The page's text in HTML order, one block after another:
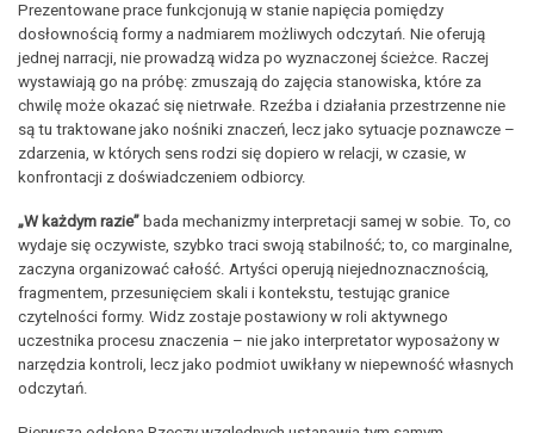
Prezentowane prace funkcjonują w stanie napięcia pomiędzy
dosłownością formy a nadmiarem możliwych odczytań. Nie oferują
jednej narracji, nie prowadzą widza po wyznaczonej ścieżce. Raczej
wystawiają go na próbę: zmuszają do zajęcia stanowiska, które za
chwilę może okazać się nietrwałe. Rzeźba i działania przestrzenne nie
są tu traktowane jako nośniki znaczeń, lecz jako sytuacje poznawcze –
zdarzenia, w których sens rodzi się dopiero w relacji, w czasie, w
konfrontacji z doświadczeniem odbiorcy.
„W każdym razie” bada mechanizmy interpretacji samej w sobie. To, co
wydaje się oczywiste, szybko traci swoją stabilność; to, co marginalne,
zaczyna organizować całość. Artyści operują niejednoznacznością,
fragmentem, przesunięciem skali i kontekstu, testując granice
czytelności formy. Widz zostaje postawiony w roli aktywnego
uczestnika procesu znaczenia – nie jako interpretator wyposażony w
narzędzia kontroli, lecz jako podmiot uwikłany w niepewność własnych
odczytań.